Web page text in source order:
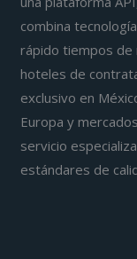
combina
rápido tiempos
hoteles de
exclusivo en
Europa y
servicio
estándares de